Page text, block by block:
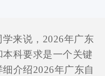
来说，2026年广东
科要求是一个关键
介绍2026年广东自